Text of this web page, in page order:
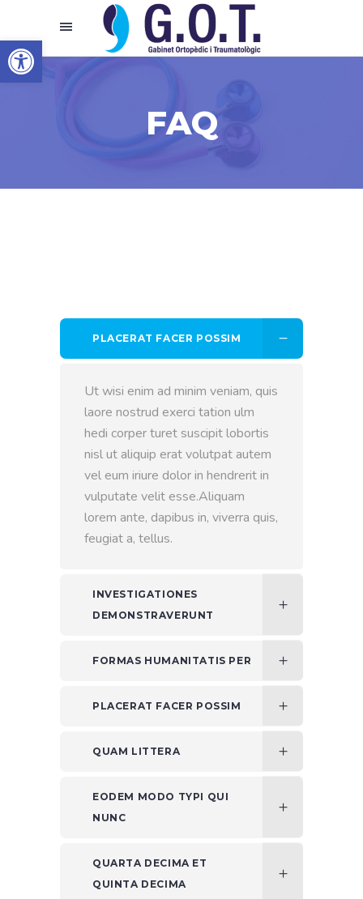
Abrir barra de herramientas
FAQ
PLACERAT FACER POSSIM
Ut wisi enim ad minim veniam, quis
laore nostrud exerci tation ulm
hedi corper turet suscipit lobortis
nisl ut aliquip erat volutpat autem
vel eum iriure dolor in hendrerit in
vulputate velit esse.Aliquam
lorem ante, dapibus in, viverra quis,
feugiat a, tellus.
INVESTIGATIONES
DEMONSTRAVERUNT
FORMAS HUMANITATIS PER
PLACERAT FACER POSSIM
QUAM LITTERA
EODEM MODO TYPI QUI
NUNC
QUARTA DECIMA ET
QUINTA DECIMA